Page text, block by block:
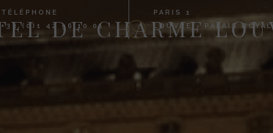
DE CHARME
TÉLÉPHONE
+33 (0)1 42 96 10 01
PARIS 1
LOUVRE - PALAIS ROYAL